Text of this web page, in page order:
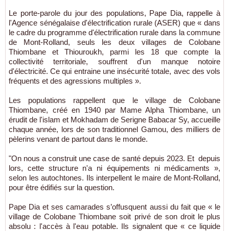
Le porte-parole du jour des populations, Pape Dia, rappelle à
l'Agence sénégalaise d'électrification rurale (ASER) que « dans
le cadre du programme d'électrification rurale dans la commune
de Mont-Rolland, seuls les deux villages de Colobane
Thiombane et Thiouroukh, parmi les 18 que compte la
collectivité territoriale, souffrent d'un manque notoire
d'électricité. Ce qui entraine une insécurité totale, avec des vols
fréquents et des agressions multiples ».
Les populations rappellent que le village de Colobane
Thiombane, créé en 1940 par Mame Alpha Thiombane, un
érudit de l'islam et Mokhadam de Serigne Babacar Sy, accueille
chaque année, lors de son traditionnel Gamou, des milliers de
pèlerins venant de partout dans le monde.
"On nous a construit une case de santé depuis 2023. Et depuis
lors, cette structure n'a ni équipements ni médicaments »,
selon les autochtones. Ils interpellent le maire de Mont-Rolland,
pour être édifiés sur la question.
Pape Dia et ses camarades s’offusquent aussi du fait que « le
village de Colobane Thiombane soit privé de son droit le plus
absolu : l'accès à l'eau potable. Ils signalent que « ce liquide